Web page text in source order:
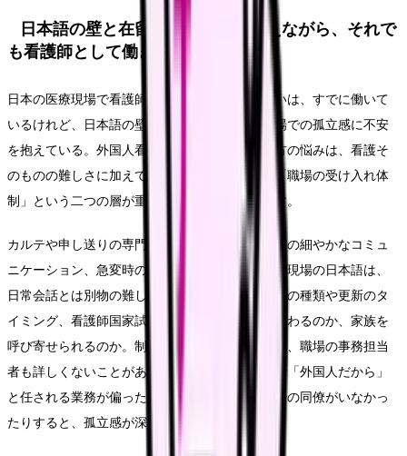
日本語の壁と在留資格の不安を抱えながら、それで
も看護師として働きたい
日本の医療現場で看護師として働きたい。あるいは、すでに働いて
いるけれど、日本語の壁や在留資格の更新、職場での孤立感に不安
を抱えている。外国人看護師として日本で働く方の悩みは、看護そ
のものの難しさに加えて、「制度の複雑さ」と「職場の受け入れ体
制」という二つの層が重なっているのが特徴です。
カルテや申し送りの専門用語、患者さんや家族との細やかなコミュ
ニケーション、急変時の素早いやり取り——医療現場の日本語は、
日常会話とは別物の難しさがあります。在留資格の種類や更新のタ
イミング、看護師国家試験の合格が在留にどう関わるのか、家族を
呼び寄せられるのか。制度の情報は分かりにくく、職場の事務担当
者も詳しくないことがあります。さらに、職場で「外国人だから」
と任される業務が偏ったり、相談できる同じ立場の同僚がいなかっ
たりすると、孤立感が深まります。